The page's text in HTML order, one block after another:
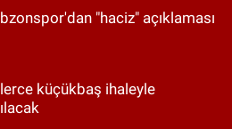
"haciz" açıklaması
küçükbaş ihaleyle